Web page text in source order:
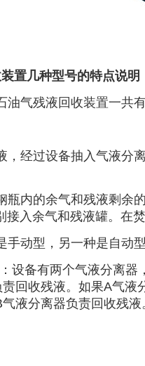
置几种型号的特点说明
油气残液回收装置一共
，经过设备抽入气液分
瓶内的余气和残液剩余
接入余气和残液罐。在
手动型，另一种是自动
设备有两个气液分离
回收残液。如果A气
液分离器负责回收残